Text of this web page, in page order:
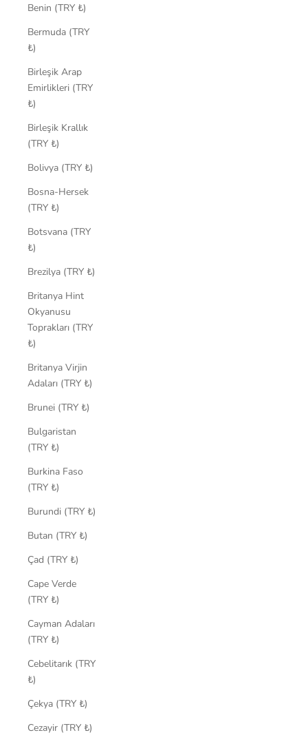
Benin (TRY ₺)
Bermuda (TRY
₺)
Birleşik Arap
Emirlikleri (TRY
₺)
Birleşik Krallık
(TRY ₺)
Bolivya (TRY ₺)
Bosna-Hersek
(TRY ₺)
Botsvana (TRY
₺)
Brezilya (TRY ₺)
Britanya Hint
Okyanusu
Toprakları (TRY
₺)
Britanya Virjin
Adaları (TRY ₺)
Brunei (TRY ₺)
Bulgaristan
(TRY ₺)
Burkina Faso
(TRY ₺)
Burundi (TRY ₺)
Butan (TRY ₺)
Çad (TRY ₺)
Cape Verde
(TRY ₺)
Cayman Adaları
(TRY ₺)
Cebelitarık (TRY
₺)
Çekya (TRY ₺)
Cezayir (TRY ₺)